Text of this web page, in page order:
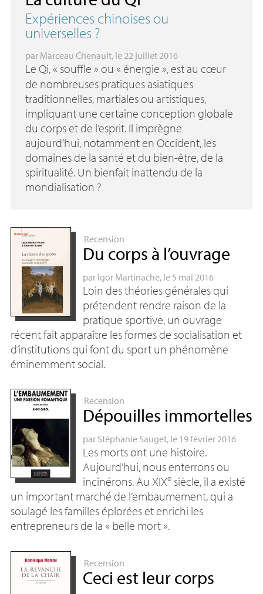
Expériences chinoises ou
universelles?
par Marceau Chenault, le 22 juillet 2016
Le Qi, « souffle » ou « énergie », est au cœur
de nombreuses pratiques asiatiques
traditionnelles, martiales ou artistiques,
impliquant une certaine conception globale
du corps et de l’esprit. Il imprègne
aujourd’hui, notamment en Occident, les
domaines de la santé et du bien-être, de la
spiritualité. Un bienfait inattendu de la
mondialisation ?
Recension
Du corps à l’ouvrage
par Igor Martinache, le 5 mai 2016
Loin des théories générales qui
prétendent rendre raison de la
pratique sportive, un ouvrage
récent fait apparaître les formes de socialisation et
d’institutions qui font du sport un phénomène
éminemment social.
Recension
Dépouilles immortelles
par Stéphanie Sauget, le 19 février 2016
Les morts ont une histoire.
Aujourd’hui, nous enterrons ou
incinérons. Au XIXesiècle, il a existé
un important marché de l’embaumement, qui a
soulagé les familles éplorées et enrichi les
entrepreneurs de la « belle mort».
Recension
Ceci est leur corps